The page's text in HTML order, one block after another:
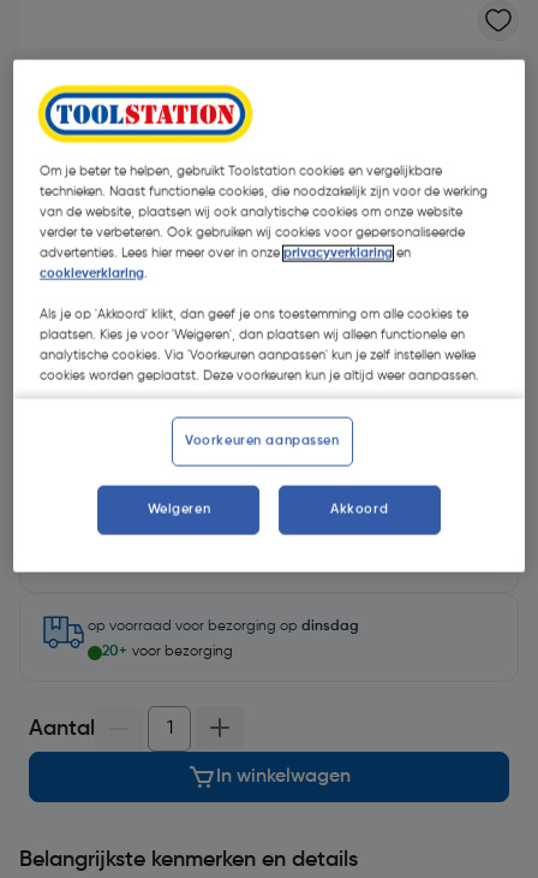
| Excl. btw € 10,45
Selecteer winkel - Bekijk voorraadniveaus en haal binnen 10
minuten op
op voorraad voor bezorging op dinsdag
20+ voor bezorging
Aantal
In winkelwagen
Belangrijkste kenmerken en details
Om je beter te helpen, gebruikt Toolstation cookies en vergelijkbare
technieken. Naast functionele cookies, die noodzakelijk zijn voor de werking
van de website, plaatsen wij ook analytische cookies om onze website
verder te verbeteren. Ook gebruiken wij cookies voor gepersonaliseerde
advertenties. Lees hier meer over in onzeprivacyverklaring en
cookieverklaring.
Als je op 'Akkoord' klikt, dan geef je ons toestemming om alle cookies te
plaatsen. Kies je voor 'Weigeren', dan plaatsen wij alleen functionele en
analytische cookies. Via 'Voorkeuren aanpassen' kun je zelf instellen welke
cookies worden geplaatst. Deze voorkeuren kun je altijd weer aanpassen.
Voorkeuren aanpassen
Weigeren Akkoord